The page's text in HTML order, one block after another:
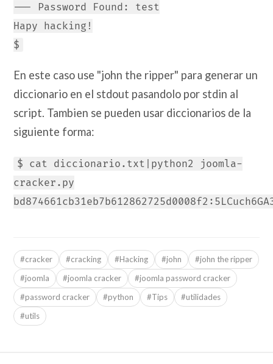
--- Password Found: test
Hapy hacking!
$
En este caso use "john the ripper" para generar un
diccionario en el stdout pasandolo por stdin al
script. Tambien se pueden usar diccionarios de la
siguiente forma:
$ cat diccionario.txt|python2 joomla-
cracker.py
#cracker #cracking #Hacking #john
#john the ripper
#joomla
#joomla cracker
#joomla password cracker
#password cracker
#python #Tips
#utilidades
#utils